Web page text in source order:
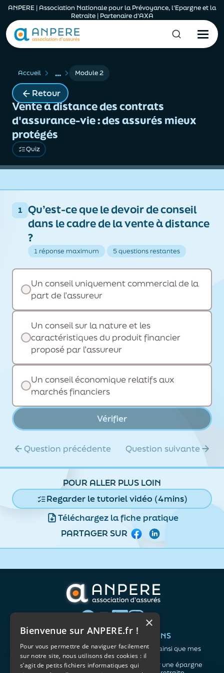
ANPERE | Association Nationale pour la Prévoyance, l'Epargne et la
Retraite | Partenaire d'AXA
Accueil ... Module 2
Retour
Vente à distance des contrats
d'assurance-vie : des assurés mieux
protégés
Quiz
1
Qu’est-ce que le devoir de conseil
dans le cadre de la vente à distance
?
1 réponse maximum 5 questions restantes
Un conseil uniquement commercial de la
part de l’assureur
Un conseil sur la nature et les
caractéristiques du produit financier
proposé par l’assureur
Un conseil économique relatifs aux
marchés financiers
Vérifier
Question précédente Question suivante
POUR ALLER PLUS LOIN
Regarder le tutoriel vidéo (4mins)
Téléchargez la fiche pratique
PARTAGER SUR
Facebook
QUI SOMMES-NOUS ?
L'association
Notre organisation
L’équipe
VOS BESOINS
Me protéger ainsi que mes
proches
Me constituer une épargne
×
Bienvenue sur ANPERE.fr !
Pour vous permettre de naviguer facilement
sur notre site, nous utilisons des cookies : il
s’agit de petits fichiers informatiques qui